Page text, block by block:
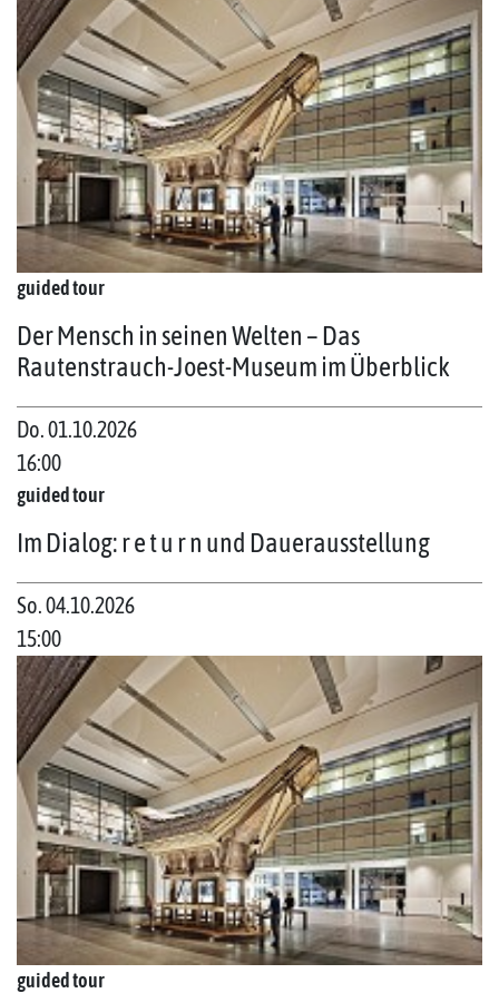
guided tour
Der Mensch in seinen Welten – Das
Rautenstrauch-Joest-Museum im Überblick
Do. 01.10.2026
16:00
guided tour
Im Dialog: r e t u r n und Dauerausstellung
So. 04.10.2026
15:00
guided tour